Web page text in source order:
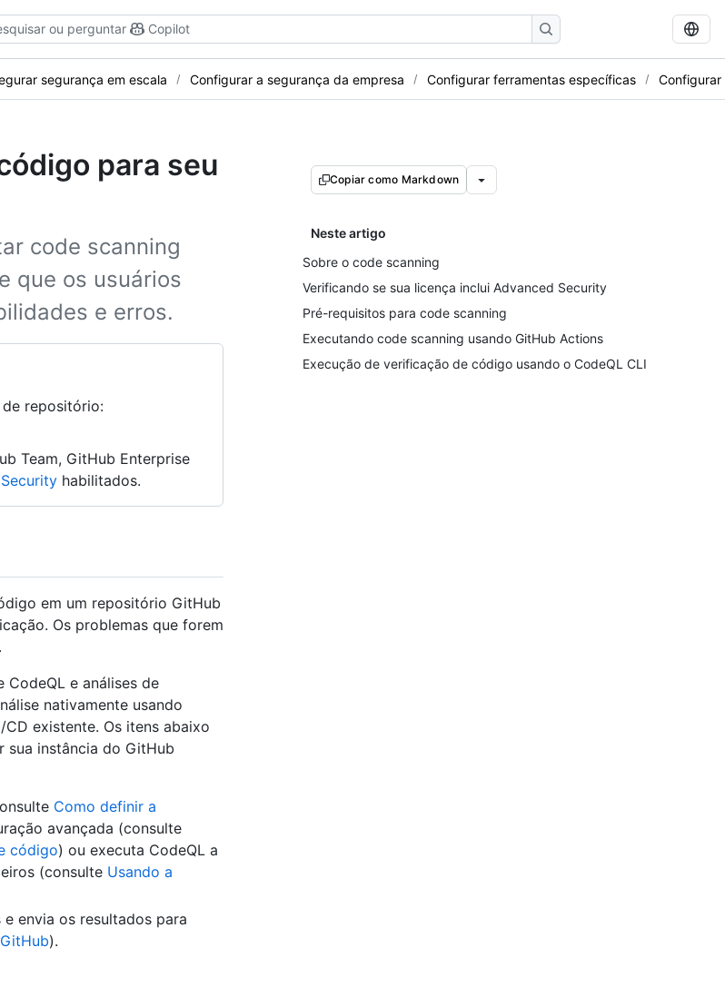
ou perguntar Copilot
segurança em escala Configurar a segurança da empresa Configurar ferramentas específicas
para seu
code scanning
que os usuários
e erros.
repositório:
Team, GitHub Enterprise
habilitados.
Copiar como Markdown
Neste artigo
Sobre o code scanning
Verificando se sua licença inclui Advanced Security
Pré-requisitos para code scanning
Executando code scanning usando GitHub Actions
Execução de verificação de código usando o CodeQL CLI
em um repositório GitHub
Os problemas que forem
e análises de
nativamente usando
existente. Os itens abaixo
sua instância do GitHub
Como definir a
avançada (consulte
código) ou executa CodeQL a
(consulte Usando a
envia os resultados para
).